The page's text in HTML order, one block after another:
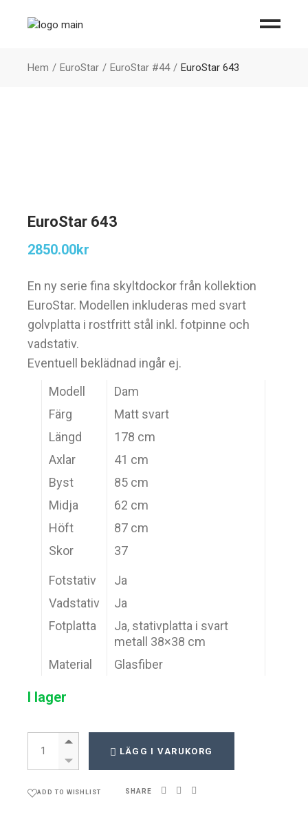
Hem EuroStar EuroStar #44 EuroStar 643
EuroStar 643
2850.00kr
En ny serie fina skyltdockor från kollektion
EuroStar. Modellen inkluderas med svart
golvplatta i rostfritt stål inkl. fotpinne och
vadstativ.
Eventuell beklädnad ingår ej.
Modell
Dam
Färg
Matt svart
Längd
178 cm
Axlar
41 cm
Byst
85 cm
Midja
62 cm
Höft
87 cm
Skor
37
Fotstativ
Ja
Vadstativ
Ja
Fotplatta
Ja, stativplatta i svart
metall 38×38 cm
Material
Glasfiber
I lager
EuroStar 643 quantity
LÄGG I VARUKORG
ADD TO WISHLIST SHARE